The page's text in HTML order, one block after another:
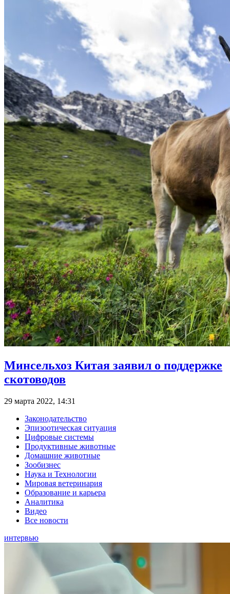
Минсельхоз Китая заявил о поддержке
скотоводов
29 марта 2022, 14:31
Законодательство
Эпизоотическая ситуация
Цифровые системы
Продуктивные животные
Домашние животные
Зообизнес
Наука и Технологии
Мировая ветеринария
Образование и карьера
Аналитика
Видео
Все новости
интервью